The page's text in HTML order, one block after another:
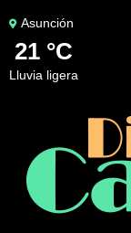
Asunción
21 °C
lluvia ligera